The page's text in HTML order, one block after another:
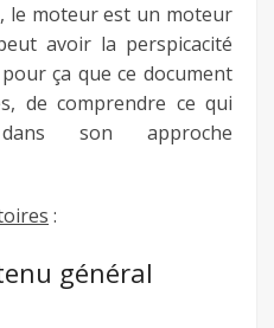
le moteur est un moteur
avoir la perspicacité
ça que ce document
de comprendre ce qui
son approche
:
général